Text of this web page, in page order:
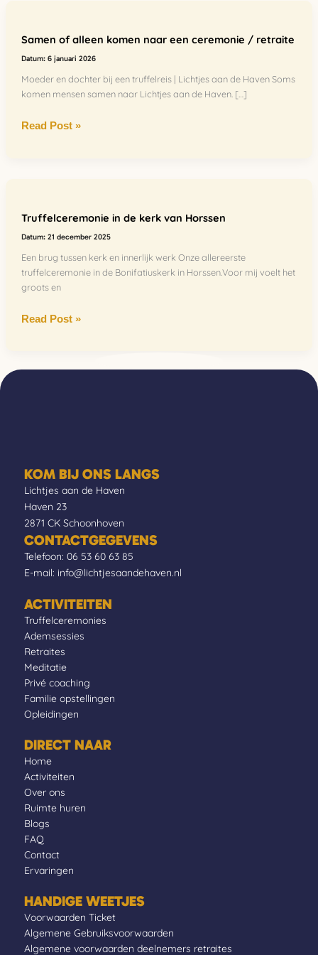
Samen of alleen komen naar een ceremonie / retraite
6 januari 2026
Moeder en dochter bij een truffelreis | Lichtjes aan de Haven Soms
komen mensen samen naar Lichtjes aan de Haven. […]
alleen
komen
naar
een
/Read Post »
Truffelceremonie in de kerk van Horssen
21 december 2025
Een brug tussen kerk en innerlijk werk Onze allereerste
truffelceremonie in de Bonifatiuskerk in Horssen.Voor mij voelt het
groots en
de
kerk
van
Horssen
Read Post »
KOM BIJ ONS LANGS
Lichtjes aan de Haven
Haven 23
2871 CK Schoonhoven
CONTACTGEGEVENS
Telefoon: 06 53 60 63 85
E-mail: info@lichtjesaandehaven.nl
ACTIVITEITEN
Truffelceremonies
Ademsessies
Retraites
Meditatie
Privé coaching
Familie opstellingen
Opleidingen
DIRECT NAAR
Home
Activiteiten
Over ons
Ruimte huren
Blogs
FAQ
Contact
Ervaringen
HANDIGE WEETJES
Voorwaarden Ticket
Algemene Gebruiksvoorwaarden
Algemene voorwaarden deelnemers retraites